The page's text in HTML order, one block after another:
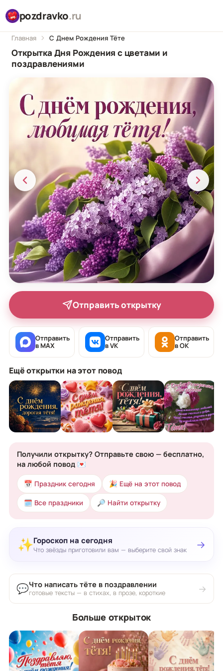
pozdravko.ru
Главная С Днем Рождения Тёте
Открытка Дня Рождения с цветами и
поздравлениями
Отправить открытку
Отправить
в MAX
Отправить
в VK
Отправить
в OK
Ещё открытки на этот повод
Получили открытку? Отправьте свою — бесплатно,
на любой повод 💌
📅 Праздник сегодня 🎉 Ещё на этот повод
🗓 Все праздники 🔎 Найти открытку
✨Гороскоп на сегодня
Что звёзды приготовили вам — выберите свой знак →
💬Что написать тёте в поздравлении
готовые тексты — в стихах, в прозе, короткие →
Больше открыток